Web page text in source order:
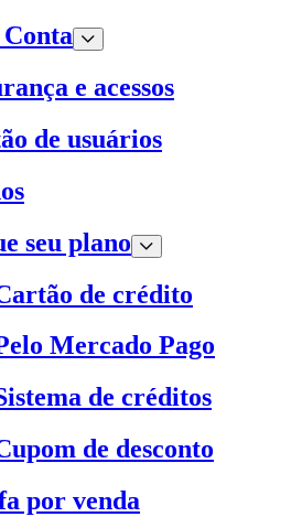
e acessos
de usuários
seu plano
de crédito
Mercado Pago
de créditos
de desconto
por venda